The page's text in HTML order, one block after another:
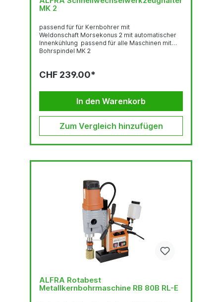
MK 2
passend für für Kernbohrer mit
Weldonschaft Morsekonus 2 mit automatischer
Innenkühlung passend für alle Maschinen mit
Bohrspindel MK 2
CHF 239.00*
In den Warenkorb
Zum Vergleich hinzufügen
ALFRA Rotabest
Metallkernbohrmaschine RB 80B RL-E